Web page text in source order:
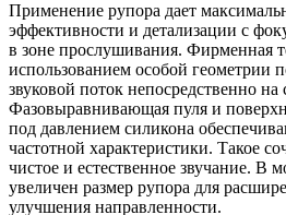
Применение рупора дает
эффективности и детализации с
в зоне прослушивания. Фирменная
использованием особой геометрии
звуковой поток непосредственно на
Фазовыравнивающая пуля и
под давлением силикона
частотной характеристики. Такое
чистое и естественное звучание. В
увеличен размер рупора для
улучшения направленности.